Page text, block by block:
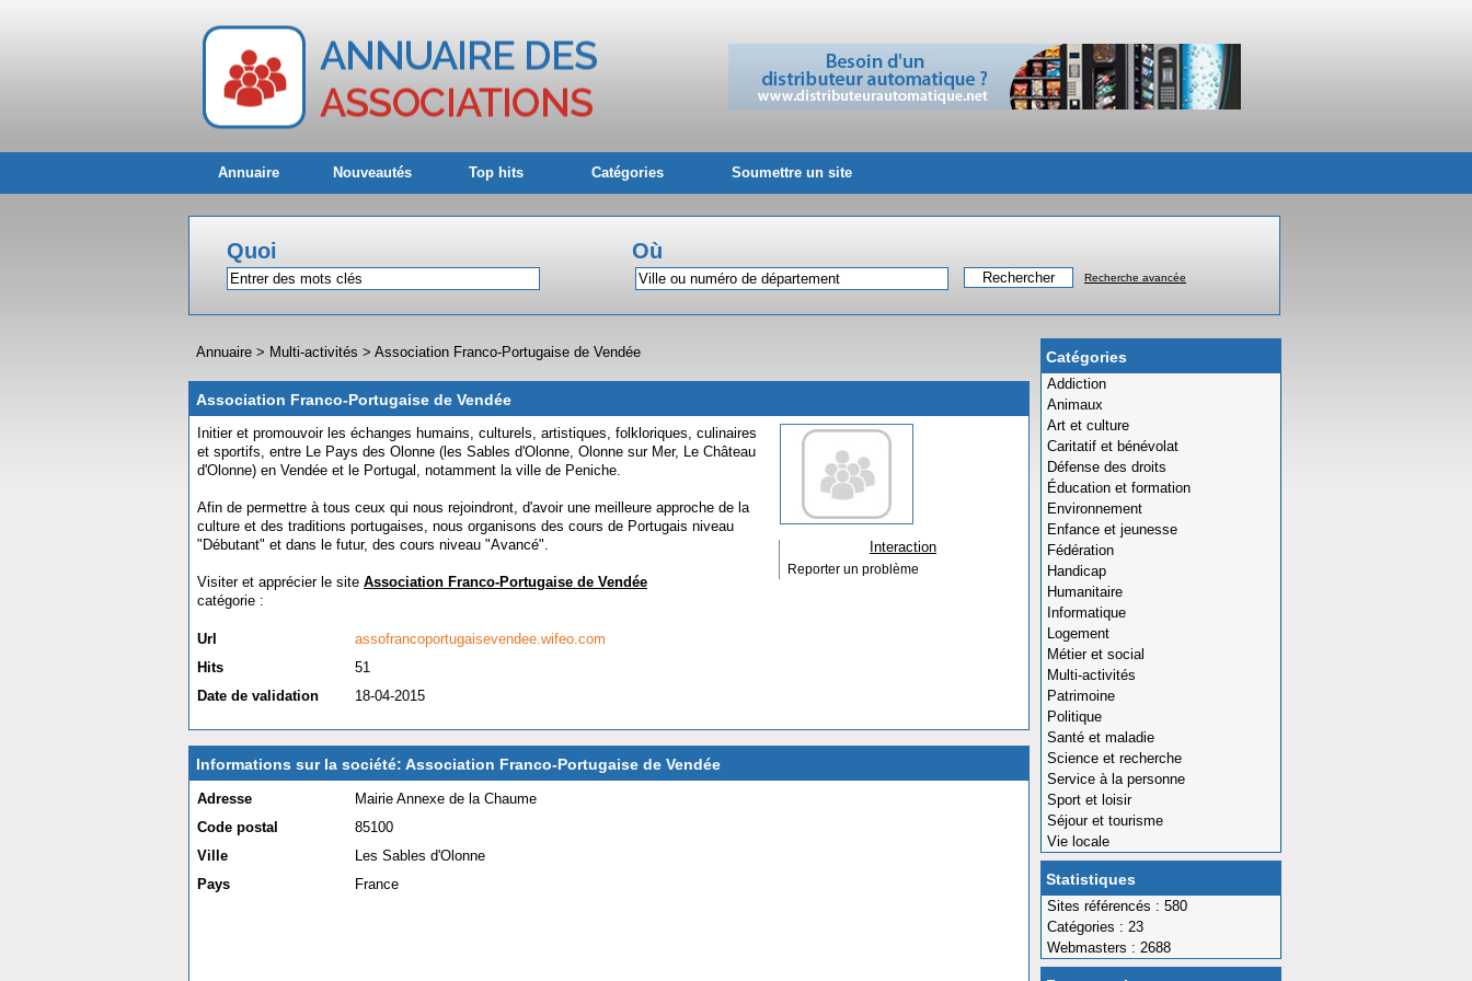
Annuaire Nouveautés Top hits Catégories Soumettre un site
Quoi Où
Recherche avancée
Catégories
Addiction
Animaux
Art et culture
Caritatif et bénévolat
Défense des droits
Éducation et formation
Environnement
Enfance et jeunesse
Fédération
Handicap
Humanitaire
Informatique
Logement
Métier et social
Multi-activités
Patrimoine
Politique
Santé et maladie
Science et recherche
Service à la personne
Sport et loisir
Séjour et tourisme
Vie locale
Statistiques
Sites référencés : 580
Catégories : 23
Webmasters : 2688
Annuaire > Multi-activités > Association Franco-Portugaise de Vendée
Association Franco-Portugaise de Vendée
Initier et promouvoir les échanges humains, culturels, artistiques, folkloriques, culinaires
et sportifs, entre Le Pays des Olonne (les Sables d'Olonne, Olonne sur Mer, Le Château
d'Olonne) en Vendée et le Portugal, notamment la ville de Peniche.
Afin de permettre à tous ceux qui nous rejoindront, d'avoir une meilleure approche de la
culture et des traditions portugaises, nous organisons des cours de Portugais niveau
"Débutant" et dans le futur, des cours niveau "Avancé".
Visiter et apprécier le site Association Franco-Portugaise de Vendée
catégorie :
Url
assofrancoportugaisevendee.wifeo.com
Hits
51
Date de validation
18-04-2015
Interaction
Reporter un problème
Informations sur la société: Association Franco-Portugaise de Vendée
Adresse
Mairie Annexe de la Chaume
Code postal
85100
Ville
Les Sables d'Olonne
Pays
France